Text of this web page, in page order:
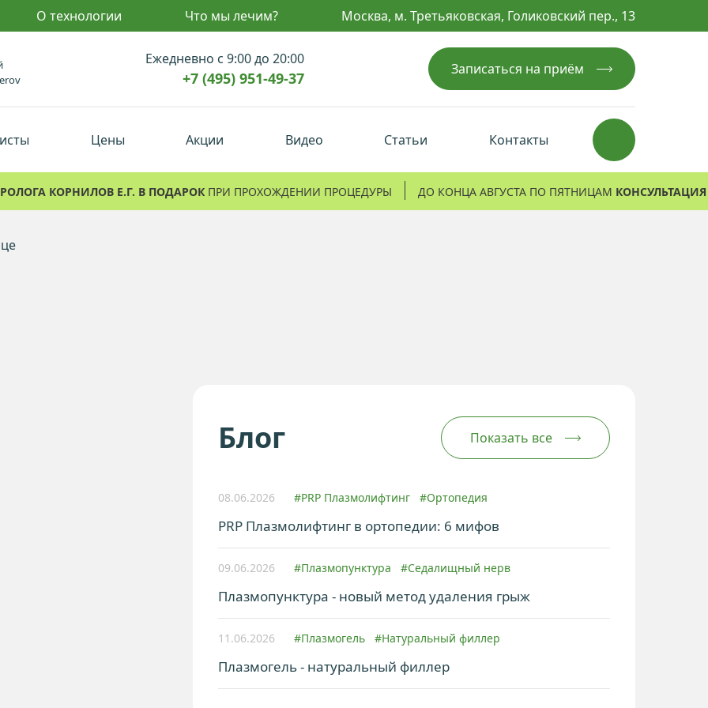
О технологии Что мы лечим? Москва, м. Третьяковская, Голиковский пер., 13
Ежедневно с 9:00 до 20:00
+7 (495) 951-49-37 Записаться на приём
Цены Акции Видео Статьи Контакты
КОРНИЛОВ Е.Г. В ПОДАРОК ПРИ ПРОХОЖДЕНИИ ПРОЦЕДУРЫ ДО КОНЦА АВГУСТА ПО ПЯТНИЦАМ
Блог Показать все
08.06.2026 #PRP Плазмолифтинг #Ортопедия
PRP Плазмолифтинг в ортопедии: 6 мифов
09.06.2026 #Плазмопунктура #Седалищный нерв
Плазмопунктура - новый метод удаления грыж
11.06.2026 #Плазмогель #Натуральный филлер
Плазмогель - натуральный филлер